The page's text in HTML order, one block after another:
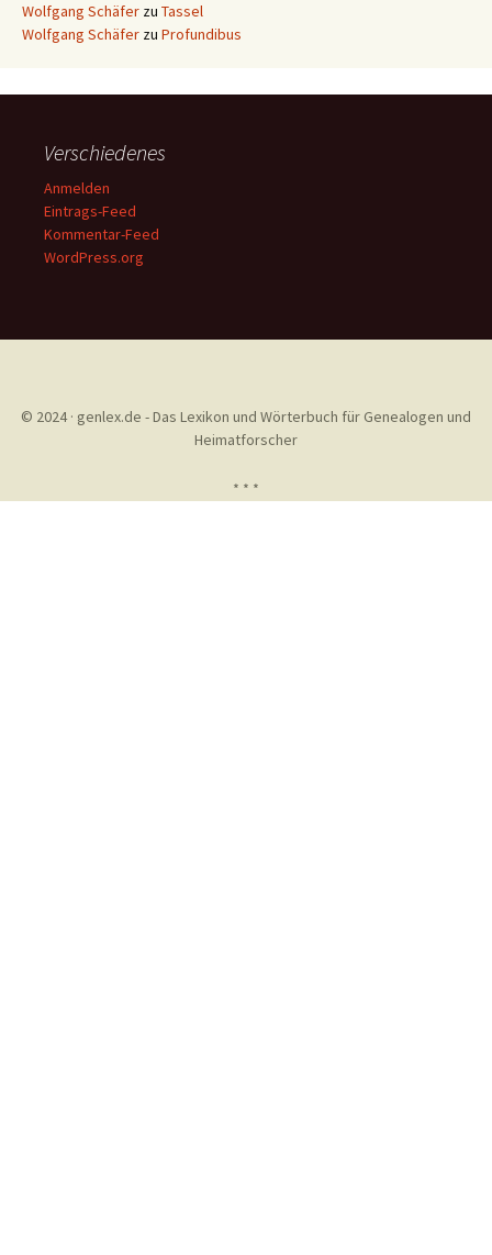
Wolfgang Schäfer zu Tassel
Wolfgang Schäfer zu Profundibus
Verschiedenes
Anmelden
Eintrags-Feed
Kommentar-Feed
WordPress.org
© 2024 · genlex.de - Das Lexikon und Wörterbuch für Genealogen und
Heimatforscher
* * *